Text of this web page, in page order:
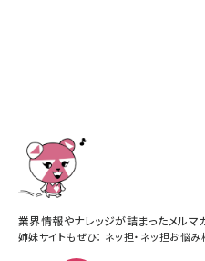
業界情報やナレッジが詰まったメルマ
姉妹サイトもぜひ： ネッ担・ ネッ担お悩み